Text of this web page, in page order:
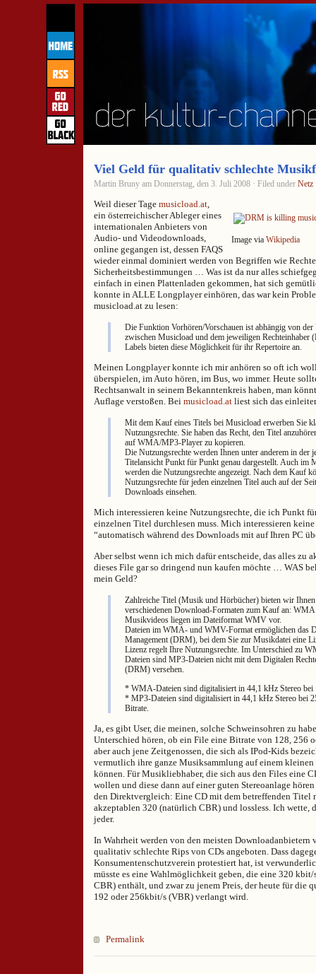
Viel Geld für qualitativ schlechte
Martin Bruny am Donnerstag, den 3. Juli 2008 · Filed under Netz
Image via Wikipedia
Weil dieser Tage musicload.at,
ein österreichischer Ableger eines
internationalen Anbieters von
Audio- und Videodownloads,
online gegangen ist, dessen FAQS
wieder einmal dominiert werden von Begriffen wie
Sicherheitsbestimmungen … Was ist da nur alles
einfach in einen Plattenladen gekommen, hat sich
konnte in ALLE Longplayer einhören, das war kein
musicload.at zu lesen:
Die Funktion Vorhören/Vorschauen ist abhängig von der
zwischen Musicload und dem jeweiligen Rechteinhaber
Labels bieten diese Möglichkeit für ihr Repertoire an.
Meinen Longplayer konnte ich mir anhören so oft ich
überspielen, im Auto hören, im Bus, wo immer. Heute
Rechtsanwalt in seinem Bekanntenkreis haben, man
Auflage verstoßen. Bei musicload.at liest sich das
Mit dem Kauf eines Titels bei Musicload erwerben Sie
Nutzungsrechte. Sie haben das Recht, den Titel
auf WMA/MP3-Player zu kopieren.
Die Nutzungsrechte werden Ihnen unter anderem in der
Titelansicht Punkt für Punkt genau dargestellt. Auch im
werden die Nutzungsrechte angezeigt. Nach dem Kauf
Nutzungsrechte für jeden einzelnen Titel auch auf der
Downloads einsehen.
Mich interessieren keine Nutzungsrechte, die ich Punkt
einzelnen Titel durchlesen muss. Mich interessieren
“automatisch während des Downloads mit auf Ihren PC
Aber selbst wenn ich mich dafür entscheide, das alles zu
dieses File gar so dringend nun kaufen möchte … WAS
mein Geld?
Zahlreiche Titel (Musik und Hörbücher) bieten wir
verschiedenen Download-Formaten zum Kauf an:
Musikvideos liegen im Dateiformat WMV vor.
Dateien im WMA- und WMV-Format ermöglichen das
Management (DRM), bei dem Sie zur Musikdatei eine
Lizenz regelt Ihre Nutzungsrechte. Im Unterschied zu
Dateien sind MP3-Dateien nicht mit dem Digitalen
(DRM) versehen.
* WMA-Dateien sind digitalisiert in 44,1 kHz Stereo bei
* MP3-Dateien sind digitalisiert in 44,1 kHz Stereo bei
Bitrate.
Ja, es gibt User, die meinen, solche Schweinsohren zu
Unterschied hören, ob ein File eine Bitrate von 128, 256
aber auch jene Zeitgenossen, die sich als IPod-Kids
vermutlich ihre ganze Musiksammlung auf einem
können. Für Musikliebhaber, die sich aus den Files eine
wollen und diese dann auf einer guten Stereoanlage
den Direktvergleich: Eine CD mit dem betreffenden Titel
akzeptablen 320 (natürlich CBR) und lossless. Ich wette,
jeder.
In Wahrheit werden von den meisten
qualitativ schlechte Rips von CDs angeboten. Dass
Konsumentenschutzverein protestiert hat, ist
müsste es eine Wahlmöglichkeit geben, die eine 320
CBR) enthält, und zwar zu jenem Preis, der heute für die
192 oder 256kbit/s (VBR) verlangt wird.
Permalink